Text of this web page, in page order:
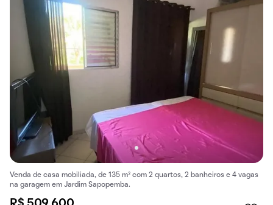
Venda de casa mobiliada, de 135 m² com 2 quartos, 2 banheiros e 4 vagas
na garagem em Jardim Sapopemba.